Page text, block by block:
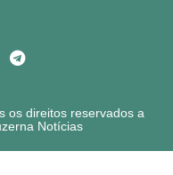
os direitos reservados a
Notícias